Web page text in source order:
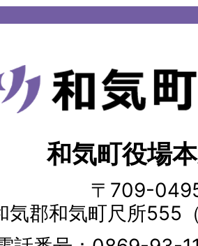
気
和気町役場
〒709-
気郡和気町尺所555